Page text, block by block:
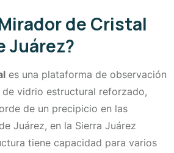
de Cristal
Juárez?
es una plataforma de observación
vidrio estructural reforzado,
de un precipicio en las
Juárez, en la Sierra Juárez
tiene capacidad para varios